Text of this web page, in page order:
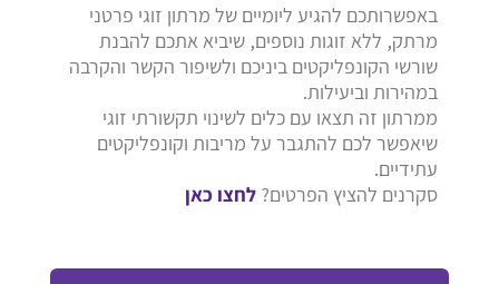
באפשרותכם להגיע ליומיים של מרתון זוגי פרטני
מרתק, ללא זוגות נוספים, שיביא אתכם להבנת
שורשי הקונפליקטים ביניכם ולשיפור הקשר והקרבה
במהירות וביעילות.
ממרתון זה תצאו עם כלים לשינוי תקשורתי זוגי
שיאפשר לכם להתגבר על מריבות וקונפליקטים
עתידיים.
סקרנים להציץ הפרטים? לחצו כאן